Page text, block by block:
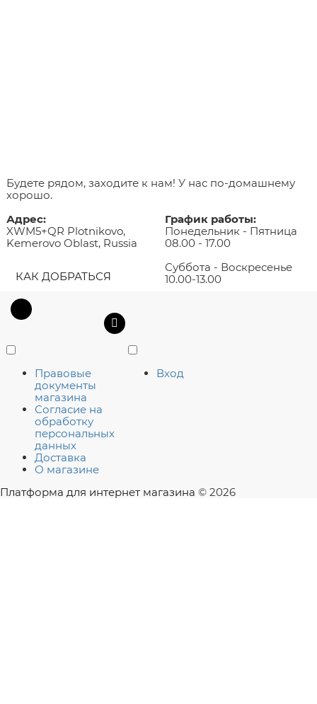
Будете рядом, заходите к нам! У нас по-домашнему
хорошо.
Адрес:
XWM5+QR Plotnikovo,
Kemerovo Oblast, Russia
КАК ДОБРАТЬСЯ
График работы:
Понедельник - Пятница
08.00 - 17.00
Суббота - Воскресенье
10.00-13.00
Правовые
документы
магазина
Согласие на
обработку
персональных
данных
Доставка
О магазине
Вход
Платформа для интернет магазина © 2026